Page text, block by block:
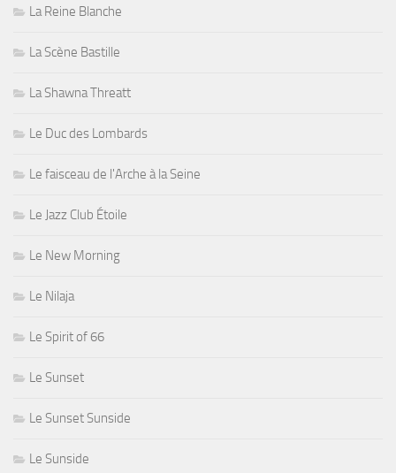
La Reine Blanche
La Scène Bastille
La Shawna Threatt
Le Duc des Lombards
Le faisceau de l'Arche à la Seine
Le Jazz Club Étoile
Le New Morning
Le Nilaja
Le Spirit of 66
Le Sunset
Le Sunset Sunside
Le Sunside